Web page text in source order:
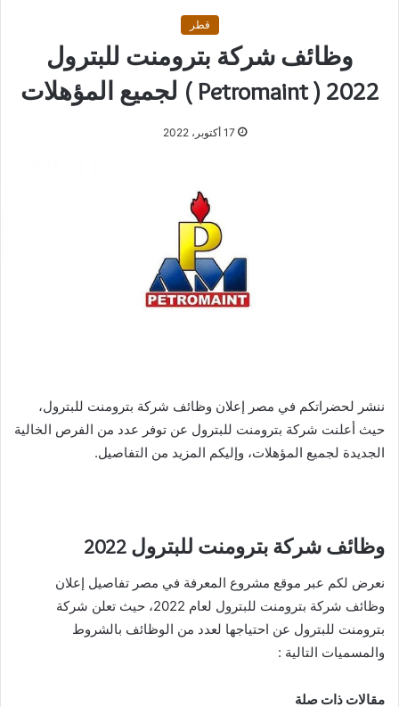
قطر
وظائف شركة بترومنت للبترول
2022 ( Petromaint ) لجميع المؤهلات
17 أكتوبر، 2022
ننشر لحضراتكم في مصر إعلان وظائف شركة بترومنت للبترول،
حيث أعلنت شركة بترومنت للبترول عن توفر عدد من الفرص الخالية
الجديدة لجميع المؤهلات، وإليكم المزيد من التفاصيل.
وظائف شركة بترومنت للبترول 2022
نعرض لكم عبر موقع مشروع المعرفة في مصر تفاصيل إعلان
وظائف شركة بترومنت للبترول لعام 2022، حيث تعلن شركة
بترومنت للبترول عن احتياجها لعدد من الوظائف بالشروط
والمسميات التالية :
مقالات ذات صلة